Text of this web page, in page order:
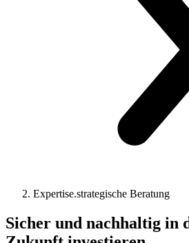
Expertise.strategische Beratung
Sicher und nachhaltig in